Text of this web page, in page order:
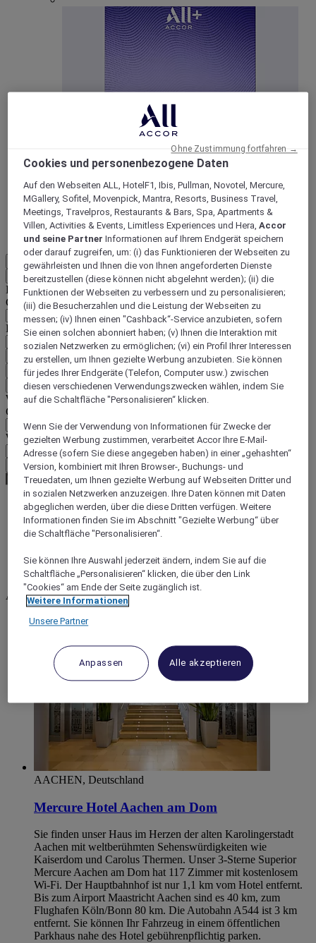
15% rabatt das ganze Jahr
bei über 30 Marken
JETZT ANMELDEN
Mehr
Zurück
Land und Sprache unten auswählen
Geografische Zone
Land/Region - Sprache
Mein Land und meine Sprache bestätigen
EUR (€)
Zurück
Währung unten auswählen
Geografische Zone
Währung
Meine Währung bestätigen
World
Europe
North Rhine Westphalia
Aachen
Aachen
AACHEN, Deutschland
Mercure Hotel Aachen am Dom
Sie finden unser Haus im Herzen der alten Karolingerstadt
Aachen mit weltberühmten Sehenswürdigkeiten wie
Kaiserdom und Carolus Thermen. Unser 3-Sterne Superior
Mercure Aachen am Dom hat 117 Zimmer mit kostenlosem
Wi-Fi. Der Hauptbahnhof ist nur 1,1 km vom Hotel entfernt.
Bis zum Airport Maastricht Aachen sind es 40 km, zum
Flughafen Köln/Bonn 80 km. Die Autobahn A544 ist 3 km
entfernt. Sie können Ihr Fahrzeug in einem öffentlichen
Parkhaus nahe des Hotel gebührenpflichtig parken.
Cookies und personenbezogene Daten
Auf den Webseiten ALL, HotelF1, Ibis, Pullman, Novotel, Mercure,
MGallery, Sofitel, Movenpick, Mantra, Resorts, Business Travel,
Meetings, Travelpros, Restaurants & Bars, Spa, Apartments &
Villen, Activities & Events, Limitless Experiences und Hera,Accor
und seine Partner Informationen auf Ihrem Endgerät speichern
oder darauf zugreifen, um: (i) das Funktionieren der Webseiten zu
gewährleisten und Ihnen die von Ihnen angeforderten Dienste
bereitzustellen (diese können nicht abgelehnt werden); (ii) die
Funktionen der Webseiten zu verbessern und zu personalisieren;
(iii) die Besucherzahlen und die Leistung der Webseiten zu
messen; (iv) Ihnen einen "Cashback“-Service anzubieten, sofern
Sie einen solchen abonniert haben; (v) Ihnen die Interaktion mit
sozialen Netzwerken zu ermöglichen; (vi) ein Profil Ihrer Interessen
zu erstellen, um Ihnen gezielte Werbung anzubieten. Sie können
für jedes Ihrer Endgeräte (Telefon, Computer usw.) zwischen
diesen verschiedenen Verwendungszwecken wählen, indem Sie
auf die Schaltfläche "Personalisieren“ klicken.
Wenn Sie der Verwendung von Informationen für Zwecke der
gezielten Werbung zustimmen, verarbeitet Accor Ihre E-Mail-
Adresse (sofern Sie diese angegeben haben) in einer „gehashten“
Version, kombiniert mit Ihren Browser-, Buchungs- und
Treuedaten, um Ihnen gezielte Werbung auf Webseiten Dritter und
in sozialen Netzwerken anzuzeigen. Ihre Daten können mit Daten
abgeglichen werden, über die diese Dritten verfügen. Weitere
Informationen finden Sie im Abschnitt "Gezielte Werbung“ über
die Schaltfläche "Personalisieren“.
Sie können Ihre Auswahl jederzeit ändern, indem Sie auf die
Schaltfläche „Personalisieren“ klicken, die über den Link
"Cookies“ am Ende der Seite zugänglich ist.
Weitere Informationen
Unsere Partner
Anpassen Alle akzeptieren
Ohne Zustimmung fortfahren →